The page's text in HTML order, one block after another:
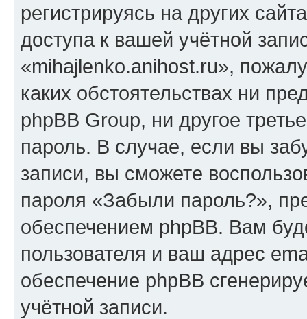
регистрируясь на других
доступа к вашей учётной
«mihajlenko.anihost.ru»,
каких обстоятельствах ни
phpBB Group, ни другое
пароль. В случае, если вы
записи, вы сможете
пароля «Забыли пароль?»,
обеспечением phpBB. Вам
пользователя и ваш адрес
обеспечение phpBB
учётной записи.